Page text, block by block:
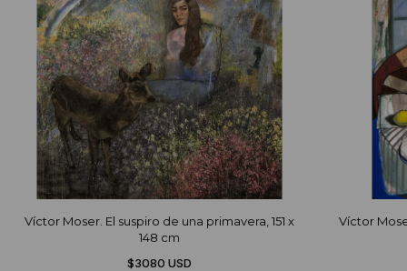
Víctor Moser. El suspiro de una primavera, 151 x
148 cm
$3080 USD
Víctor